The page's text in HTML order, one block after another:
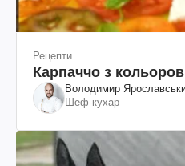
Рецепти
Карпаччо з
Володимир
Шеф-кухар